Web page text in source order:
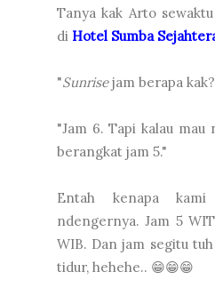
Tanya kak Arto
di Hotel Sumba
"Sunrisejam berapa
"Jam 6. Tapi kalau mau
berangkat jam 5."
Entah kenapa
ndengernya. Jam 5
WIB. Dan jam segitu
tidur, hehehe.. 😁😁😁